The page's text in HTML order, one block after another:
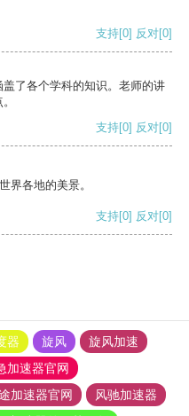
支持[0] 反对[0]
了各个学科的知识。老师的讲
支持[0] 反对[0]
界各地的美景。
支持[0] 反对[0]
器 旋风
旋风加速
加速器官网
加速器官网
风驰加速器